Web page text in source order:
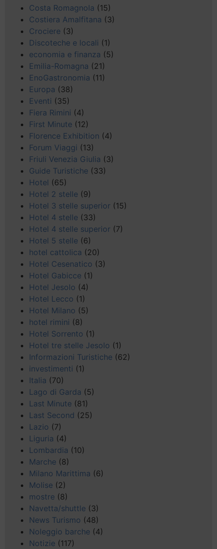
Costa Romagnola (15)
Costiera Amalfitana (3)
Crociere (3)
Discoteche e locali (1)
economia e finanza (5)
Emilia-Romagna (21)
EnoGastronomia (11)
Europa (38)
Eventi (35)
Fiera Rimini (4)
First Minute (12)
Florence Exhibition (4)
Forum Viaggi (13)
Friuli Venezia Giulia (3)
Guide Turistiche (33)
Hotel (65)
Hotel 2 stelle (9)
Hotel 3 stelle superior (15)
Hotel 4 stelle (33)
Hotel 4 stelle superior (7)
Hotel 5 stelle (6)
hotel cattolica (20)
Hotel Cesenatico (3)
Hotel Gabicce (1)
Hotel Jesolo (4)
Hotel Lecco (1)
Hotel Milano (5)
hotel rimini (8)
Hotel Sorrento (1)
Hotel tre stelle Jesolo (1)
Informazioni Turistiche (62)
investimenti (1)
Italia (70)
Lago di Garda (5)
Last Minute (81)
Last Second (25)
Lazio (7)
Liguria (4)
Lombardia (10)
Marche (8)
Milano Marittima (6)
Molise (2)
mostre (8)
Navetta/shuttle (3)
News Turismo (48)
Noleggio barche (4)
Notizie (117)